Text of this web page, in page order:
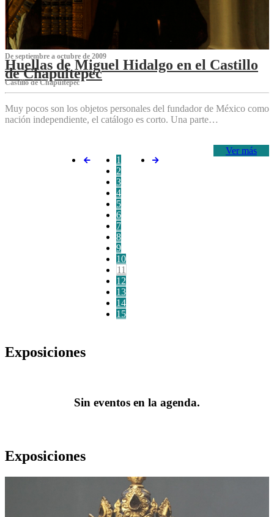
De septiembre a octubre de 2009
Huellas de Miguel Hidalgo en el Castillo
de Chapultepec
Castillo de Chapultepec
Muy pocos son los objetos personales del fundador de México como
nación independiente, el catálogo es corto. Una parte…
Ver más
1
2
3
4
5
6
7
8
9
10
11
12
13
14
15
Exposiciones
Sin eventos en la agenda.
Exposiciones